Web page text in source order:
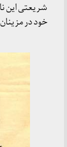
شریعتی این
خود در